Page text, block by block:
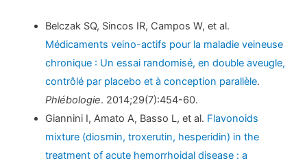
Belczak SQ, Sincos IR, Campos W, et al.
Médicaments veino-actifs pour la maladie veineuse
chronique : Un essai randomisé, en double aveugle,
contrôlé par placebo et à conception parallèle.
Phlébologie. 2014;29(7):454-60.
Giannini I, Amato A, Basso L, et al. Flavonoids
mixture (diosmin, troxerutin, hesperidin) in the
treatment of acute hemorrhoidal disease : a